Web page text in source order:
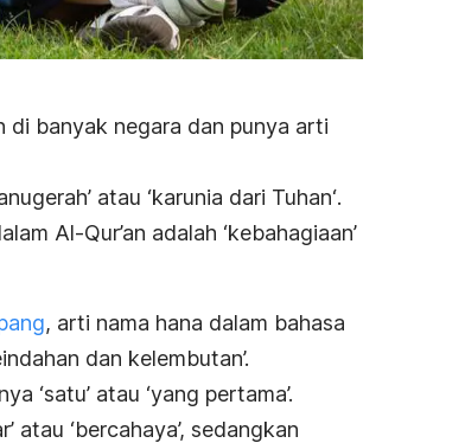
di banyak negara dan punya arti
atau ‘karunia dari Tuhan‘.
Al-Qur’an adalah ‘kebahagiaan’
, arti nama hana dalam bahasa
dan kelembutan’.
‘satu’ atau ‘yang pertama’.
atau ‘bercahaya’, sedangkan